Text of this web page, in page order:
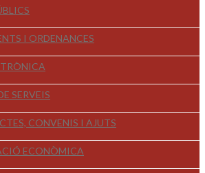
I ORDENANCES
SERVEIS
CONVENIS I AJUTS
ECONÒMICA